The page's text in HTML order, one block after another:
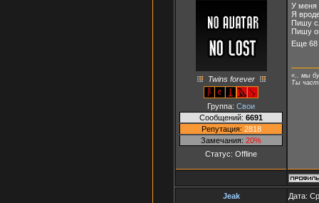
Twins forever
Группа: Свои
Сообщений: 6691
Репутация: 2818
Замечания: 20%
Статус: Offline
У меня
Я
Пишу
Пишу
Еще
«.. мы
Ты
Jeak Дата: